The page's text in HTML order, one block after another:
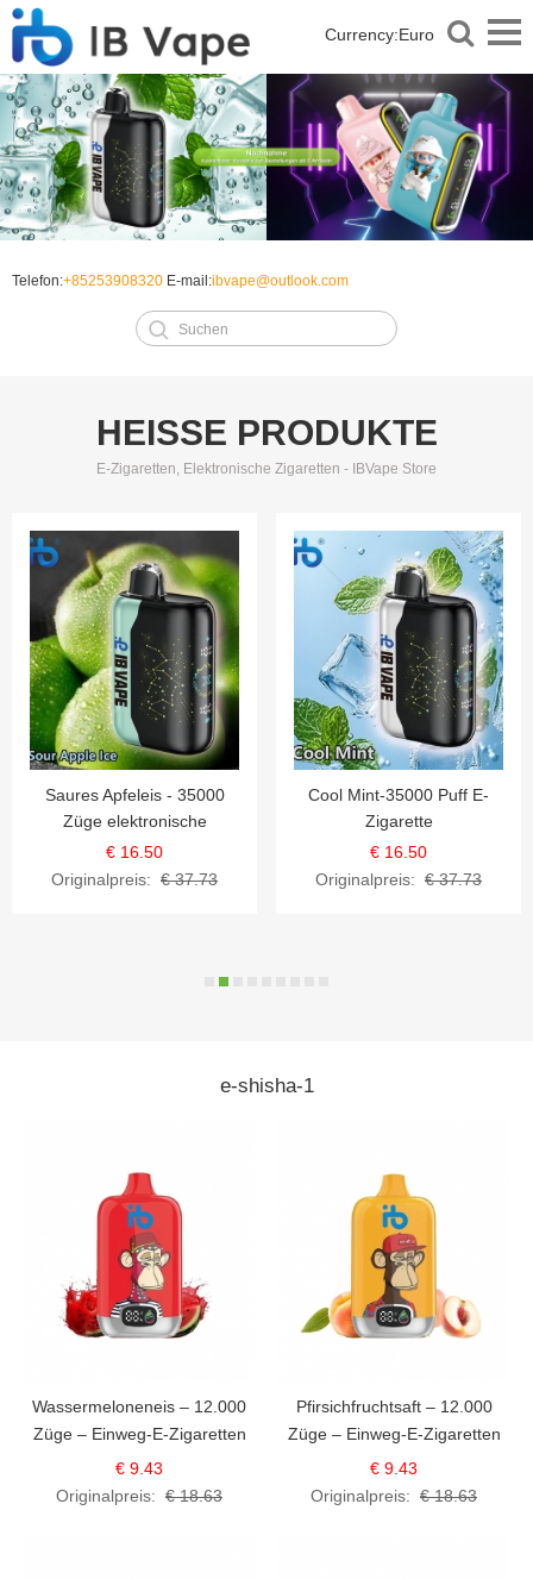
Currency:Euro
Telefon:+85253908320 E-mail:ibvape@outlook.com
HEISSE PRODUKTE
E-Zigaretten, Elektronische Zigaretten - IBVape Store
Cool Mint-35000 Puff E-
Zigarette
€ 16.50
Originalpreis:
€ 37.73
Erdbeer-Kiwi-35000 Puff E-
Zigaretten (Ibvape Bar)
€ 16.50
Originalpreis:
€ 37.73
e-shisha-1
Wassermeloneneis – 12.000
Züge – Einweg-E-Zigaretten
€ 9.43
Originalpreis: € 18.63
Pfirsichfruchtsaft – 12.000
Züge – Einweg-E-Zigaretten
€ 9.43
Originalpreis: € 18.63